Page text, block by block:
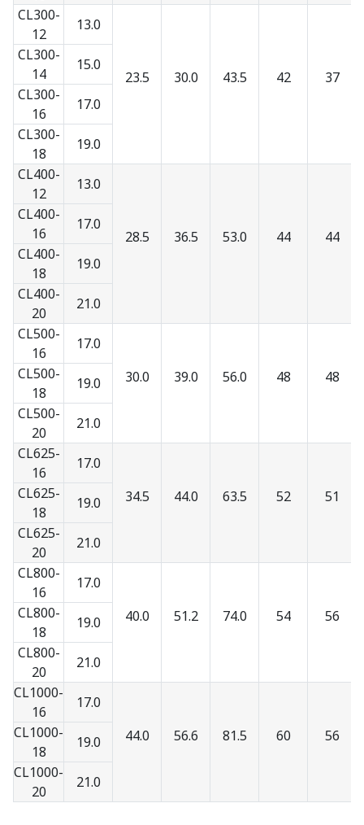
CL300-
12
13.0
23.5 30.0 43.5 42 37
CL300-
14
15.0
CL300-
16
17.0
CL300-
18
19.0
CL400-
12
13.0
28.5 36.5 53.0 44 44
CL400-
16
17.0
CL400-
18
19.0
CL400-
20
21.0
CL500-
16
17.0
30.0
39.0 56.0 48 48
CL500-
18
19.0
CL500-
20
21.0
CL625-
16
17.0
34.5
44.0 63.5 52 51
CL625-
18
19.0
CL625-
20
21.0
CL800-
16
17.0
40.0
51.2 74.0 54 56
CL800-
18
19.0
CL800-
20
21.0
CL1000-
16
17.0
44.0
56.6 81.5 60 56
CL1000-
18
19.0
CL1000-
20
21.0